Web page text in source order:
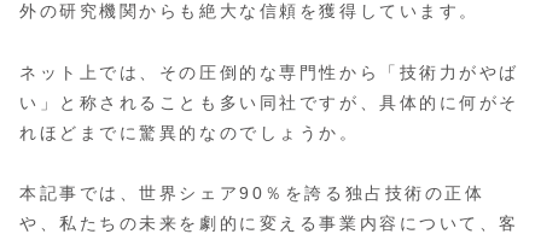
外の研究機関からも絶大な信頼を獲得しています。
ネット上では、その圧倒的な専門性から「技術力がやば
い」と称されることも多い同社ですが、具体的に何がそ
れほどまでに驚異的なのでしょうか。
本記事では、世界シェア90％を誇る独占技術の正体
や、私たちの未来を劇的に変える事業内容について、客